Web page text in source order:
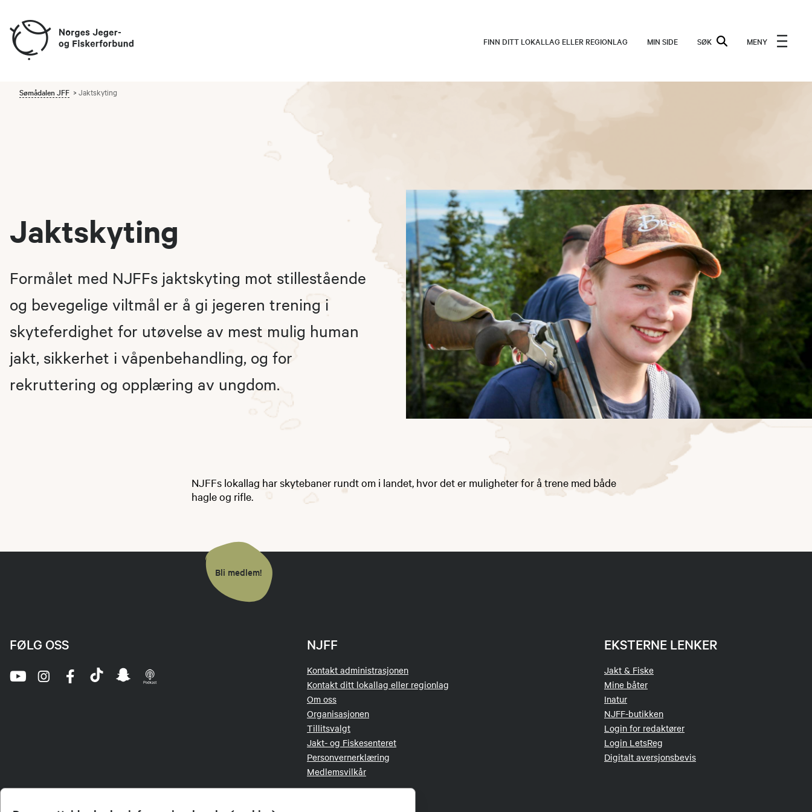
FINN DITT LOKALLAG ELLER REGIONLAG MIN SIDE SØK MENY
Sømådalen JFF Jaktskyting
Jaktskyting
Formålet med NJFFs jaktskyting mot stillestående
og bevegelige viltmål er å gi jegeren trening i
skyteferdighet for utøvelse av mest mulig human
jakt, sikkerhet i våpenbehandling, og for
rekruttering og opplæring av ungdom.
NJFFs lokallag har skytebaner rundt om i landet, hvor det er muligheter for å trene med både
hagle og rifle.
Bli medlem!
NJFF
Kontakt administrasjonen
Kontakt ditt lokallag eller regionlag
Om oss
Organisasjonen
Tillitsvalgt
Jakt- og Fiskesenteret
Personvernerklæring
Medlemsvilkår
EKSTERNE LENKER
Jakt & Fiske
Mine båter
Inatur
NJFF-butikken
Login for redaktører
Login LetsReg
Digitalt aversjonsbevis
FØLG OSS